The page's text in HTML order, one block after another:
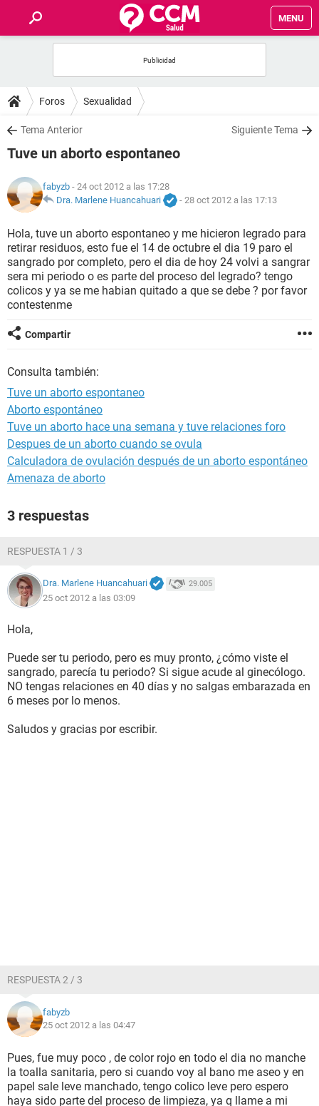
MENU
FOROS
SALUD
NUTRICIÓN
BIENESTAR
SEXUALIDAD
GLOSARIO
Foros Sexualidad
Tema Anterior Siguiente Tema
Tuve un aborto espontaneo
fabyzb - 24 oct 2012 a las 17:28
Dra. Marlene Huancahuari
- 28 oct 2012 a las 17:13
Hola, tuve un aborto espontaneo y me hicieron legrado para
retirar residuos, esto fue el 14 de octubre el dia 19 paro el
sangrado por completo, pero el dia de hoy 24 volvi a sangrar
sera mi periodo o es parte del proceso del legrado? tengo
colicos y ya se me habian quitado a que se debe ? por favor
contestenme
Compartir
Consulta también:
Tuve un aborto espontaneo
Aborto espontáneo
Tuve un aborto hace una semana y tuve relaciones foro
Despues de un aborto cuando se ovula
Calculadora de ovulación después de un aborto espontáneo
Amenaza de aborto
3 respuestas
RESPUESTA 1 / 3
Dra. Marlene Huancahuari 29.005
25 oct 2012 a las 03:09
Hola,
Puede ser tu periodo, pero es muy pronto, ¿cómo viste el
sangrado, parecía tu periodo? Si sigue acude al ginecólogo.
NO tengas relaciones en 40 días y no salgas embarazada en
6 meses por lo menos.
Saludos y gracias por escribir.
RESPUESTA 2 / 3
fabyzb
25 oct 2012 a las 04:47
Pues, fue muy poco , de color rojo en todo el dia no manche
la toalla sanitaria, pero si cuando voy al bano me aseo y en
papel sale leve manchado, tengo colico leve pero espero
haya sido parte del proceso de limpieza, ya q llame a mi